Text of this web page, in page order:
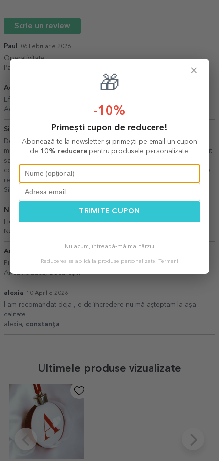
Scrie un review
Paul 06 Februarie 2026
Operativitate
Paul,
Adry6
Eficienta , Rapiditate și Calitate
Adry6,
Silvana 07 Iulie 2026
De fiecare data cand am comandat de la voi am fost foarte
mulțumită si de produsele comandate dar mai ales de efortul facut
sa mi ajunga in timp comenzile , chiar daca de multe ori am
comandat in ultimul moment, ati reușit imposibilul si ati livrat foarte
repede coletul! Bravo voua!
Silvana, Cluj
Natalia N 09 Februarie 2026
Fiecare obiect lucrat cu grijă foarte promți.Mulțumesc🙏
Natalia N,
Anca Răduca
Pt ca sunteți profesioniști.
Anca Răduca,București
alexia 10 Aprilie 2026
l am recomandat deja , e de încredere nu mă așteptam la așa
calitate
alexia, constanța
Ultimele produse vizualizate
×
🎁
-10%
Primești cupon de reducere!
Abonează-te la newsletter și primești pe email un cupon
de 10% reducerepentru produsele personalizate.
TRIMITE CUPON
Nu acum, întreabă-mă mai târziu
Reducerea se aplică la produse personalizate. Termeni